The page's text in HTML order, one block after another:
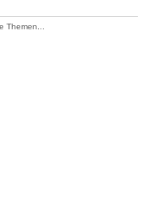
Themen...